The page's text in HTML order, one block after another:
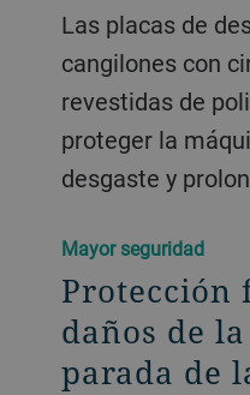
Las placas de
cangilones con
revestidas de
proteger la
desgaste y
Mayor seguridad
Protección
daños de
parada de